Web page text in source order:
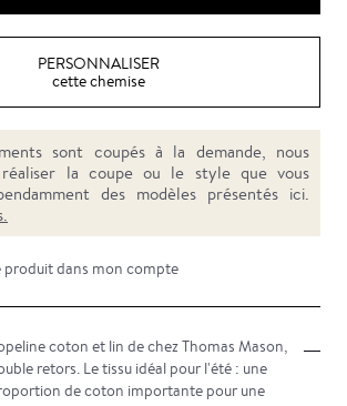
PERSONNALISER
cette chemise
sont coupés à la demande, nous
réaliser la coupe ou le style que vous
des modèles présentés ici.
produit dans mon compte
coton et lin de chez Thomas Mason,
retors. Le tissu idéal pour l'été : une
de coton importante pour une